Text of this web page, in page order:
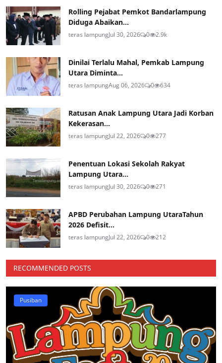
Rolling Pejabat Pemkot Bandarlampung
Diduga Abaikan...
teras lampungJul 30, 2026 0 2.9k
Dinilai Terlalu Mahal, Pemkab Lampung
Utara Diminta...
teras lampungAug 06, 2026 0 634
Ratusan Anak Lampung Utara Jadi Korban
Kekerasan...
teras lampungJul 22, 2026 0 277
Penentuan Lokasi Sekolah Rakyat
Lampung Utara...
teras lampungJul 30, 2026 0 271
APBD Perubahan Lampung UtaraTahun
2026 Defisit...
teras lampungJul 22, 2026 0 212
RECOMMENDED POSTS
Pusiban